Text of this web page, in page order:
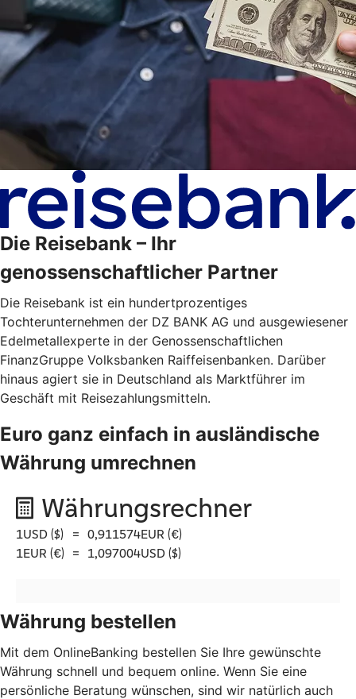
Die Reisebank – Ihr
genossenschaftlicher Partner
Die Reisebank ist ein hundertprozentiges
Tochterunternehmen der DZ BANK AG und ausgewiesener
Edelmetallexperte in der Genossenschaftlichen
FinanzGruppe Volksbanken Raiffeisenbanken. Darüber
hinaus agiert sie in Deutschland als Marktführer im
Geschäft mit Reisezahlungsmitteln.
Euro ganz einfach in ausländische
Währung umrechnen
Währung bestellen
Mit dem OnlineBanking bestellen Sie Ihre gewünschte
Währung schnell und bequem online. Wenn Sie eine
persönliche Beratung wünschen, sind wir natürlich auch